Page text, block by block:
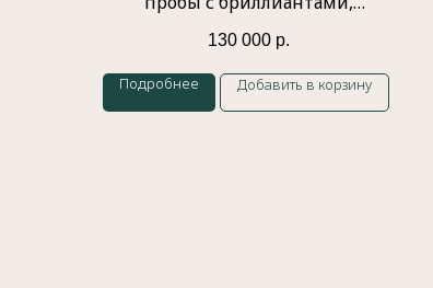
хризолитом, топазом, аметистом
130 000 р.
Подробнее Добавить в корзину